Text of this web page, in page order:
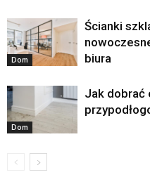
Dom
Ścianki
biura
Dom
Jak dobrać